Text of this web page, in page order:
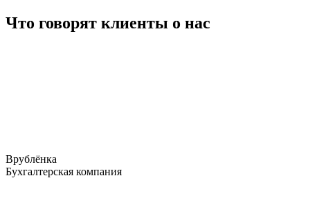
Что говорят клиенты о нас
Врублёнка
Бухгалтерская компания